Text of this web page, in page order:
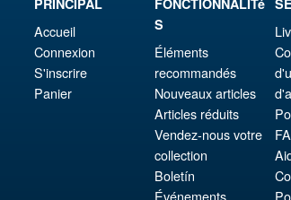
Accueil
Connexion
S'inscrire
Panier
S
Éléments
recommandés
Nouveaux articles
Articles réduits
Vendez-nous votre
collection
Boletín